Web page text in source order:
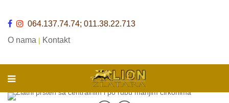
064.137.74.74; 011.38.22.713
O nama | Kontakt